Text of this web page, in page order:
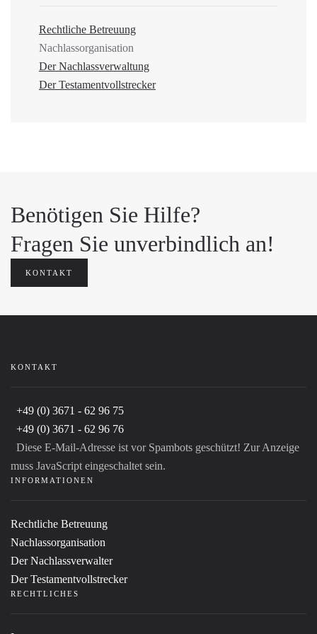
Rechtliche Betreuung
Nachlassorganisation
Der Nachlassverwaltung
Der Testamentvollstrecker
Benötigen Sie Hilfe?
Fragen Sie unverbindlich an!
KONTAKT
KONTAKT
+49 (0) 3671 - 62 96 75
+49 (0) 3671 - 62 96 76
Diese E-Mail-Adresse ist vor Spambots geschützt! Zur Anzeige
muss JavaScript eingeschaltet sein.
INFORMATIONEN
Rechtliche Betreuung
Nachlassorganisation
Der Nachlassverwalter
Der Testamentvollstrecker
RECHTLICHES